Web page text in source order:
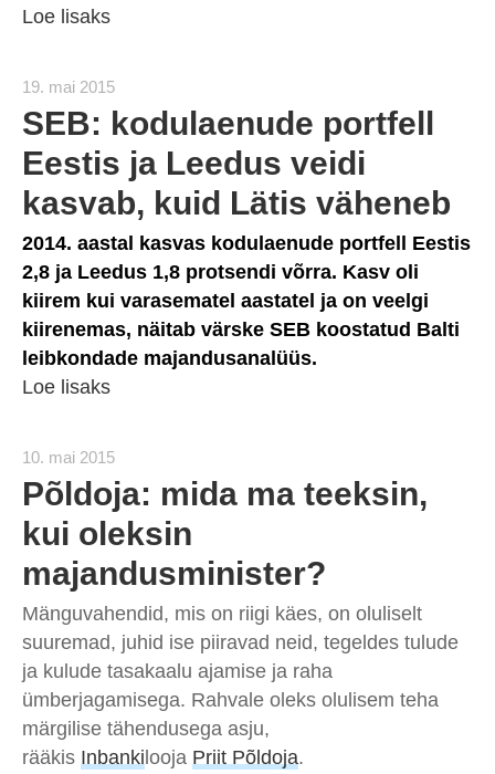
Loe lisaks
19. mai 2015
SEB: kodulaenude portfell
Eestis ja Leedus veidi
kasvab, kuid Lätis väheneb
2014. aastal kasvas kodulaenude portfell Eestis
2,8 ja Leedus 1,8 protsendi võrra. Kasv oli
kiirem kui varasematel aastatel ja on veelgi
kiirenemas, näitab värske SEB koostatud Balti
leibkondade majandusanalüüs.
Loe lisaks
10. mai 2015
Põldoja: mida ma teeksin,
kui oleksin
majandusminister?
Mänguvahendid, mis on riigi käes, on oluliselt
suuremad, juhid ise piiravad neid, tegeldes tulude
ja kulude tasakaalu ajamise ja raha
ümberjagamisega. Rahvale oleks olulisem teha
märgilise tähendusega asju,
rääkis Inbanki looja Priit Põldoja.